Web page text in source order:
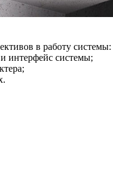
в работу системы:
интерфейс системы;